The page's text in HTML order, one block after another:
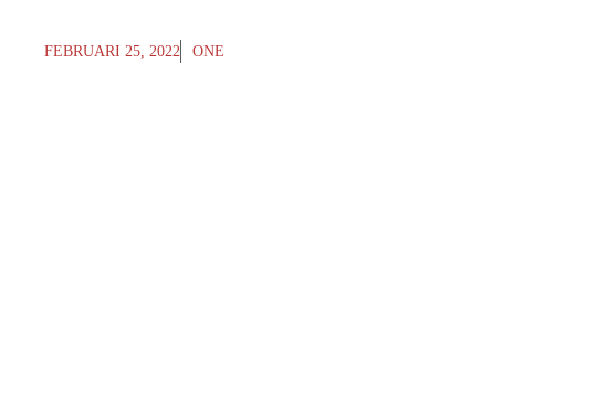
FEBRUARI 25, 2022 ONE